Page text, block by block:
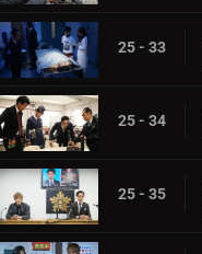
25 - 33
25 - 34
25 - 35